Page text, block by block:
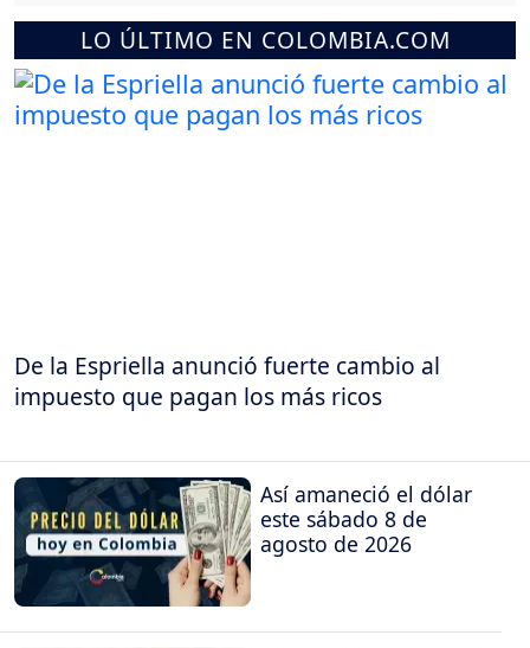
LO ÚLTIMO EN COLOMBIA.COM
De la Espriella anunció fuerte cambio al
impuesto que pagan los más ricos
Así amaneció el dólar
este sábado 8 de
agosto de 2026